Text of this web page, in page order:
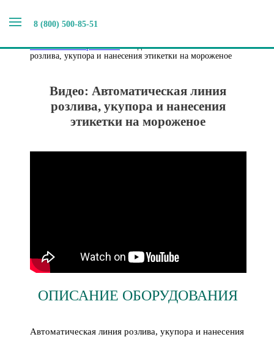
8 (800) 500-85-51
Главная > Видео выпускаемого оборудования
этикетки на мороженое > Видео: Автоматическая линия
розлива, укупора и нанесения этикетки на мороженое
Видео: Автоматическая линия
розлива, укупора и нанесения
этикетки на мороженое
ОПИСАНИЕ ОБОРУДОВАНИЯ
Автоматическая линия розлива, укупора и нанесения